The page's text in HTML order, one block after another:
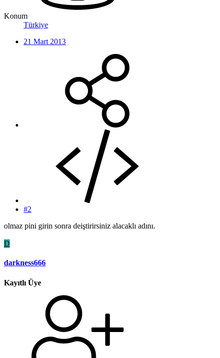
Konum
Türkiye
21 Mart 2013
#2
olmaz pini girin sonra deiştirirsiniz alacaklı adını.
D
darkness666
Kayıtlı Üye